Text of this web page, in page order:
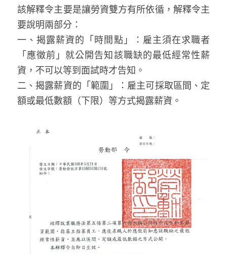
該解釋令主要是讓勞資雙方有所依循，解釋令主
要說明兩部分：
一、揭露薪資的「時間點」：雇主須在求職者
「應徵前」就公開告知該職缺的最低經常性薪
資，不可以等到面試時才告知。
二、揭露薪資的「範圍」：雇主可採取區間、定
額或最低數額（下限）等方式揭露薪資。